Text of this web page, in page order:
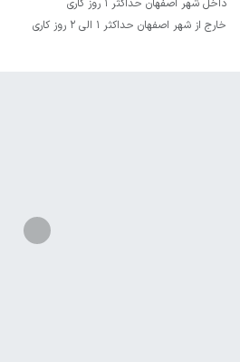
داخل شهر اصفهان حداکثر 1 روز کاری
خارج از شهر اصفهان حداکثر 1 الی 2 روز کاری